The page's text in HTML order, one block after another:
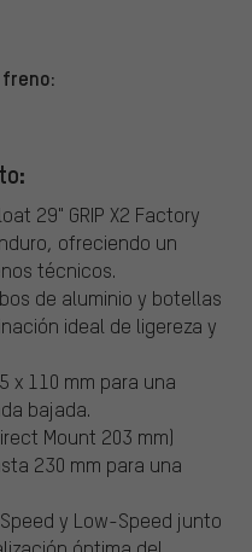
29" GRIP X2 Factory
ofreciendo un
técnicos.
de aluminio y botellas
ideal de ligereza y
x 110 mm para una
bajada.
Mount 203 mm)
230 mm para una
y Low-Speed junto